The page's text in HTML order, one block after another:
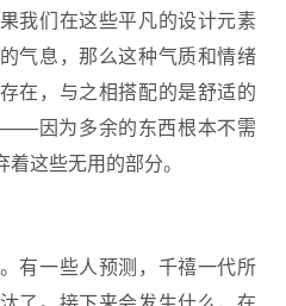
我们在这些平凡的设计元素
气息，那么这种气质和情绪
在，与之相搭配的是舒适的
因为多余的东西根本不需
这些无用的部分。
有一些人预测，千禧一代所